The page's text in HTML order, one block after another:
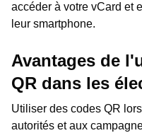
accéder à votre vCard et
leur smartphone.
Avantages de
QR dans les
Utiliser des codes QR
autorités et aux